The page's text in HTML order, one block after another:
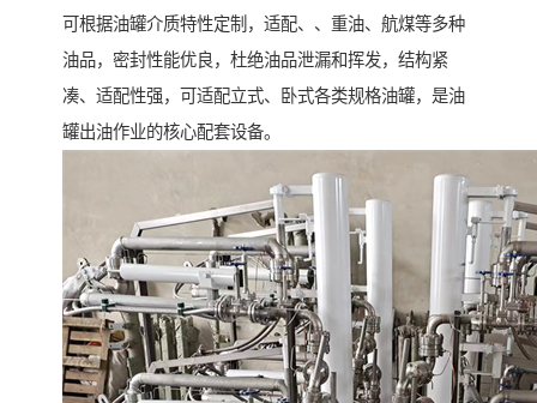
可根据油罐介质特性定制，适配、、重油、航煤等多种
油品，密封性能优良，杜绝油品泄漏和挥发，结构紧
凑、适配性强，可适配立式、卧式各类规格油罐，是油
罐出油作业的核心配套设备。